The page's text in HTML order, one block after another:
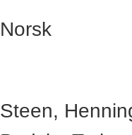
Norsk
Steen,